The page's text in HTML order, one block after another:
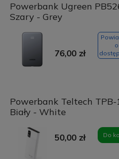
Powerbank Ugreen
Szary - Grey
76,00 zł
o
Powerbank Teltech
Biały - White
50,00 zł Do